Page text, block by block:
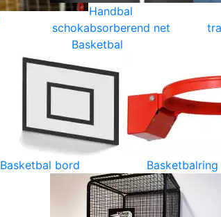
Handbal
schokabsorberend net
Basketbal
Basketbal bord Basketbalring